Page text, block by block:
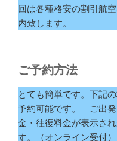
回は各種格安の割引航
内致します。
ご予約方法
とても簡単です。下記
予約可能です。 ご出発
金・往復料金が表示さ
す。（オンライン受付）